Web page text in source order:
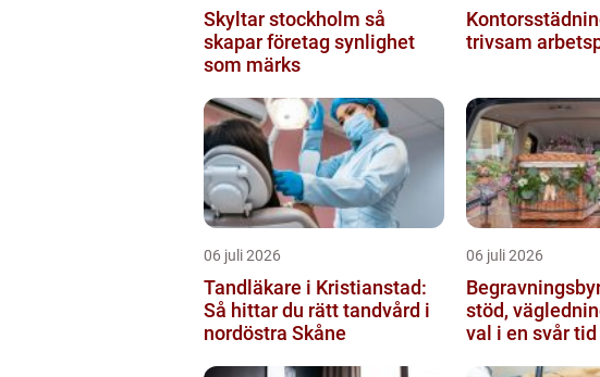
Skyltar stockholm så
skapar företag synlighet
som märks
trivsam
06 juli 2026
Tandläkare i Kristianstad:
Så hittar du rätt tandvård i
nordöstra Skåne
06 juli 2026
stöd,
val i en svår tid